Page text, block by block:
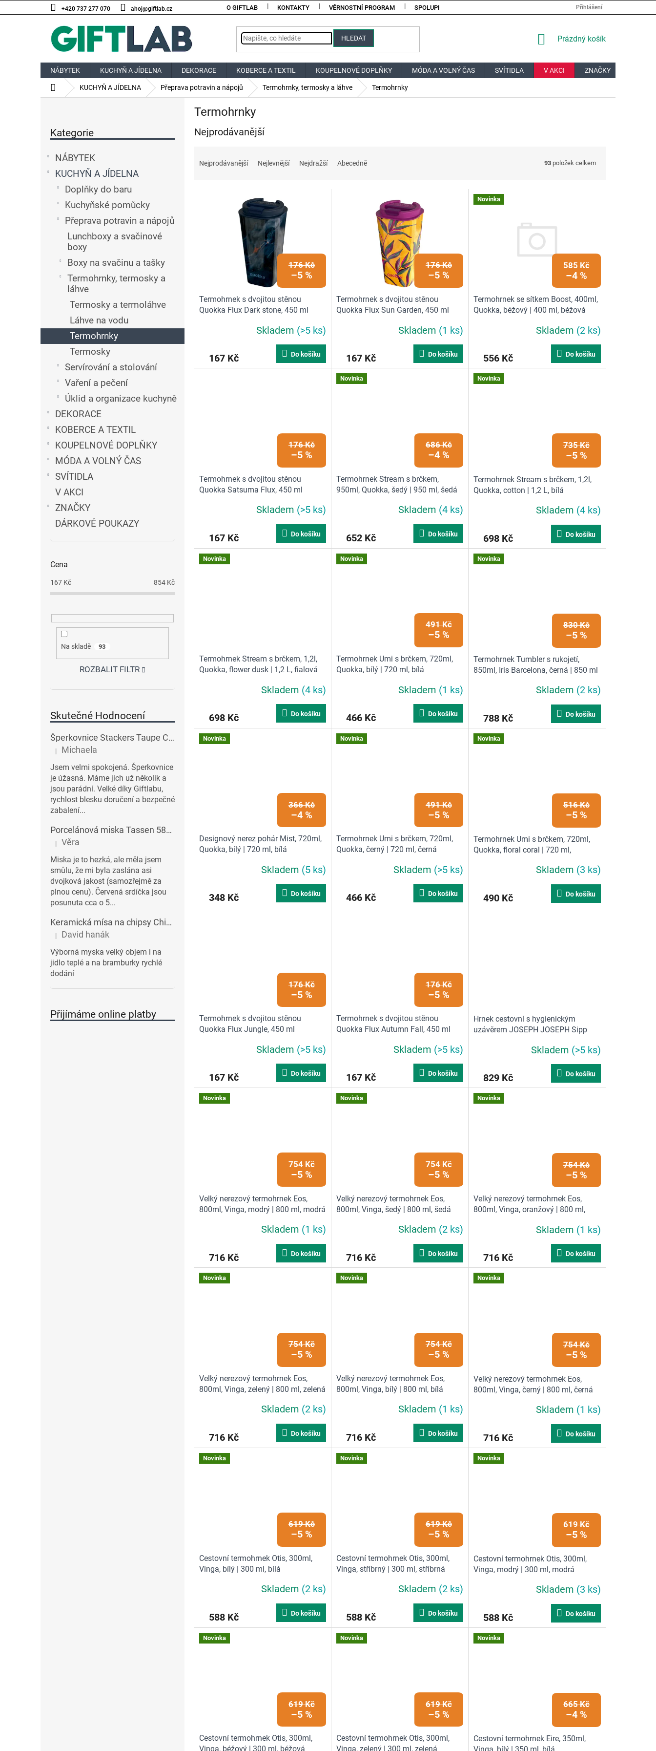
na
+420 737 277 070 ahoj@giftlab.cz O GIFTLAB KONTAKTY VĚRNOSTNÍ PROGRAM SPOLUPRÁCE JAK NAKUPOVAT?Přihlášení
HLEDAT
NÁKUPNÍ
Prázdný košík
NÁBYTEK KUCHYŇ A JÍDELNA DEKORACE KOBERCE A TEXTIL KOUPELNOVÉ DOPLŇKY MÓDA A VOLNÝ ČAS SVÍTIDLA V AKCI ZNAČKY
Domů KUCHYŇ A JÍDELNA Přeprava potravin a nápojů Termohrnky, termosky a láhve Termohrnky
kategorie
Kategorie
NÁBYTEK
KUCHYŇ A JÍDELNA
Doplňky do baru
Kuchyňské pomůcky
Přeprava potravin a nápojů
Lunchboxy a svačinové
boxy
Boxy na svačinu a tašky
Termohrnky, termosky a
láhve
Termosky a termoláhve
Láhve na vodu
Termohrnky
Termosky
Servírování a stolování
Vaření a pečení
Úklid a organizace kuchyně
DEKORACE
KOBERCE A TEXTIL
KOUPELNOVÉ DOPLŇKY
MÓDA A VOLNÝ ČAS
SVÍTIDLA
V AKCI
ZNAČKY
DÁRKOVÉ POUKAZY
Cena
167 Kč 854 Kč
Na skladě 93
ROZBALIT FILTR
Skutečné Hodnocení
Šperkovnice Stackers Taupe Classic Charm Jewellery Box Lid | šedobéžová
Hodnocení produktu je 5 z 5 hvězdiček.
| Michaela
Jsem velmi spokojená. Šperkovnice
je úžasná. Máme jich už několik a
jsou parádní. Velké díky Giftlabu,
rychlost blesku doručení a bezpečné
zabalení...
Porcelánová miska Tassen 58products 500 ml Heartful s červenými srdíčky| bílá
Hodnocení produktu je 3 z 5 hvězdiček.
| Věra
Miska je to hezká, ale měla jsem
smůlu, že mi byla zaslána asi
dvojková jakost (samozřejmě za
plnou cenu). Červená srdíčka jsou
posunuta cca o 5...
Keramická mísa na chipsy Chips BALVI | modrá
Hodnocení produktu je 5 z 5 hvězdiček.
| David hanák
Výborná myska velký objem i na
jidlo teplé a na bramburky rychlé
dodání
Přijímáme online platby
Termohrnky
Nejprodávanější
Nejprodávanější Nejlevnější Nejdražší Abecedně 93 položek celkem
176 Kč
–5 %
Termohrnek s dvojitou stěnou
Quokka Flux Dark stone, 450 ml
Skladem (>5 ks)
167 Kč Do košíku
176 Kč
–5 %
Termohrnek s dvojitou stěnou
Quokka Flux Sun Garden, 450 ml
Skladem (1 ks)
167 Kč Do košíku
Novinka
585 Kč
–4 %
Termohrnek se sítkem Boost, 400ml,
Quokka, béžový | 400 ml, béžová
Skladem (2 ks)
556 Kč Do košíku
176 Kč
–5 %
Termohrnek s dvojitou stěnou
Quokka Satsuma Flux, 450 ml
Skladem (>5 ks)
167 Kč Do košíku
Novinka
686 Kč
–4 %
Termohrnek Stream s brčkem,
950ml, Quokka, šedý | 950 ml, šedá
Skladem (4 ks)
652 Kč Do košíku
Novinka
735 Kč
–5 %
Termohrnek Stream s brčkem, 1,2l,
Quokka, cotton | 1,2 L, bílá
Skladem (4 ks)
698 Kč Do košíku
Novinka
Termohrnek Stream s brčkem, 1,2l,
Quokka, flower dusk | 1,2 L, fialová
Skladem (4 ks)
698 Kč Do košíku
Novinka
491 Kč
–5 %
Termohrnek Umi s brčkem, 720ml,
Quokka, bílý | 720 ml, bílá
Skladem (1 ks)
466 Kč Do košíku
Novinka
830 Kč
–5 %
Termohrnek Tumbler s rukojetí,
850ml, Iris Barcelona, černá | 850 ml
Skladem (2 ks)
788 Kč Do košíku
Novinka
366 Kč
–4 %
Designový nerez pohár Mist, 720ml,
Quokka, bílý | 720 ml, bílá
Skladem (5 ks)
348 Kč Do košíku
Novinka
491 Kč
–5 %
Termohrnek Umi s brčkem, 720ml,
Quokka, černý | 720 ml, černá
Skladem (>5 ks)
466 Kč Do košíku
Novinka
516 Kč
–5 %
Termohrnek Umi s brčkem, 720ml,
Quokka, floral coral | 720 ml,
Skladem (3 ks)
490 Kč Do košíku
176 Kč
–5 %
Termohrnek s dvojitou stěnou
Quokka Flux Jungle, 450 ml
Skladem (>5 ks)
167 Kč Do košíku
176 Kč
–5 %
Termohrnek s dvojitou stěnou
Quokka Flux Autumn Fall, 450 ml
Skladem (>5 ks)
167 Kč Do košíku
Hrnek cestovní s hygienickým
uzávěrem JOSEPH JOSEPH Sipp
Skladem (>5 ks)
829 Kč Do košíku
Novinka
754 Kč
–5 %
Velký nerezový termohrnek Eos,
800ml, Vinga, modrý | 800 ml, modrá
Skladem (1 ks)
716 Kč Do košíku
Novinka
754 Kč
–5 %
Velký nerezový termohrnek Eos,
800ml, Vinga, šedý | 800 ml, šedá
Skladem (2 ks)
716 Kč Do košíku
Novinka
754 Kč
–5 %
Velký nerezový termohrnek Eos,
800ml, Vinga, oranžový | 800 ml,
Skladem (1 ks)
716 Kč Do košíku
Novinka
754 Kč
–5 %
Velký nerezový termohrnek Eos,
800ml, Vinga, zelený | 800 ml, zelená
Skladem (2 ks)
716 Kč Do košíku
Novinka
754 Kč
–5 %
Velký nerezový termohrnek Eos,
800ml, Vinga, bílý | 800 ml, bílá
Skladem (1 ks)
716 Kč Do košíku
Novinka
754 Kč
–5 %
Velký nerezový termohrnek Eos,
800ml, Vinga, černý | 800 ml, černá
Skladem (1 ks)
716 Kč Do košíku
Novinka
619 Kč
–5 %
Cestovní termohrnek Otis, 300ml,
Vinga, bílý | 300 ml, bílá
Skladem (2 ks)
588 Kč Do košíku
Novinka
619 Kč
–5 %
Cestovní termohrnek Otis, 300ml,
Vinga, stříbrný | 300 ml, stříbrná
Skladem (2 ks)
588 Kč Do košíku
Novinka
619 Kč
–5 %
Cestovní termohrnek Otis, 300ml,
Vinga, modrý | 300 ml, modrá
Skladem (3 ks)
588 Kč Do košíku
Novinka
619 Kč
–5 %
Cestovní termohrnek Otis, 300ml,
Vinga, béžový | 300 ml, béžová
Novinka
619 Kč
–5 %
Cestovní termohrnek Otis, 300ml,
Vinga, zelený | 300 ml, zelená
Novinka
665 Kč
–4 %
Cestovní termohrnek Eire, 350ml,